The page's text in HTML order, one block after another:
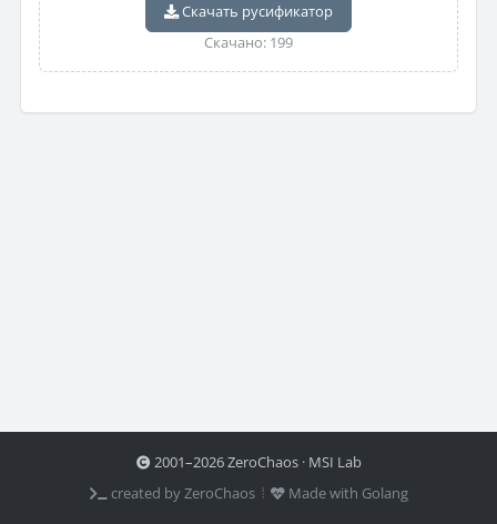
Скачать русификатор
Скачано: 199
2001–2026 ZeroChaos · MSI Lab
created by ZeroChaos ⦙
Made with Golang